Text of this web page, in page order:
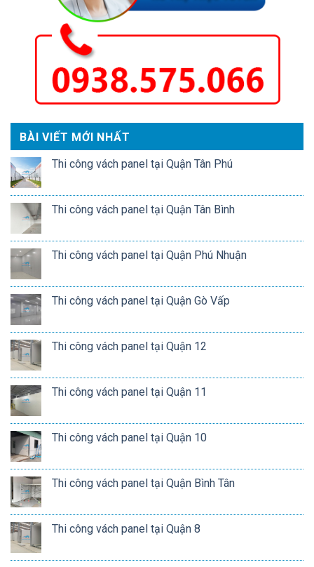
BÀI VIẾT MỚI NHẤT
Thi công vách panel tại Quận Tân Phú
Thi công vách panel tại Quận Tân Bình
Thi công vách panel tại Quận Phú Nhuận
Thi công vách panel tại Quận Gò Vấp
Thi công vách panel tại Quận 12
Thi công vách panel tại Quận 11
Thi công vách panel tại Quận 10
Thi công vách panel tại Quận Bình Tân
Thi công vách panel tại Quận 8